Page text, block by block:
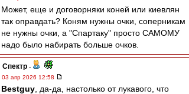
Может, еще и договорняки коней или киевлян
так оправдать? Коням нужны очки, соперникам
не нужны очки, а "Спартаку" просто САМОМУ
надо было набирать больше очков.
Спектр -
03 апр 2026 12:58
Bestguy , да-да, настолько от лукавого, что